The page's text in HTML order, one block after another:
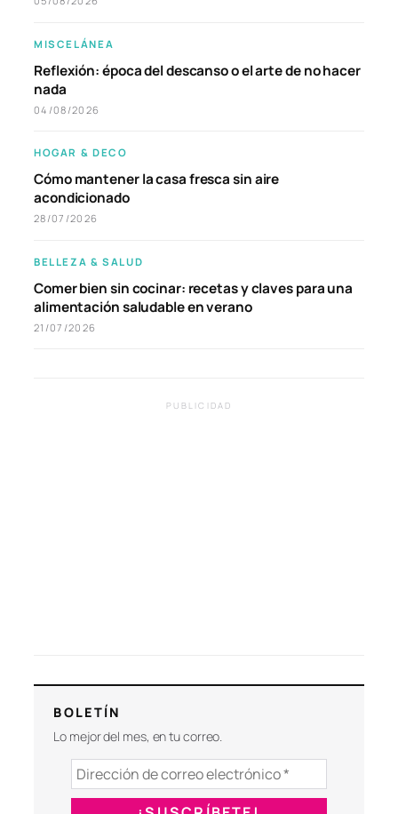
MISCELÁNEA
Reflexión: época del descanso o el arte de no hacer
nada
04/08/2026
HOGAR & DECO
Cómo mantener la casa fresca sin aire
acondicionado
28/07/2026
BELLEZA & SALUD
Comer bien sin cocinar: recetas y claves para una
alimentación saludable en verano
21/07/2026
PUBLICIDAD
BOLETÍN
Lo mejor del mes, en tu correo.